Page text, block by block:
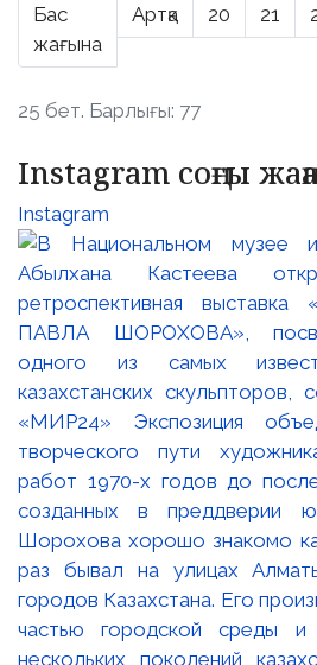
Бас
жағына
Артқа 20 21
25 бет. Барлығы: 77
Instagram соңғы
Instagram